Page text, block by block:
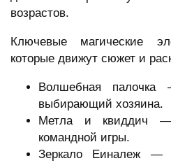
возрастов.
Ключевые магические
которые движут сюжет и
Волшебная палочка
выбирающий хозяина.
Метла и квиддич
командной игры.
Зеркало Еиналеж —